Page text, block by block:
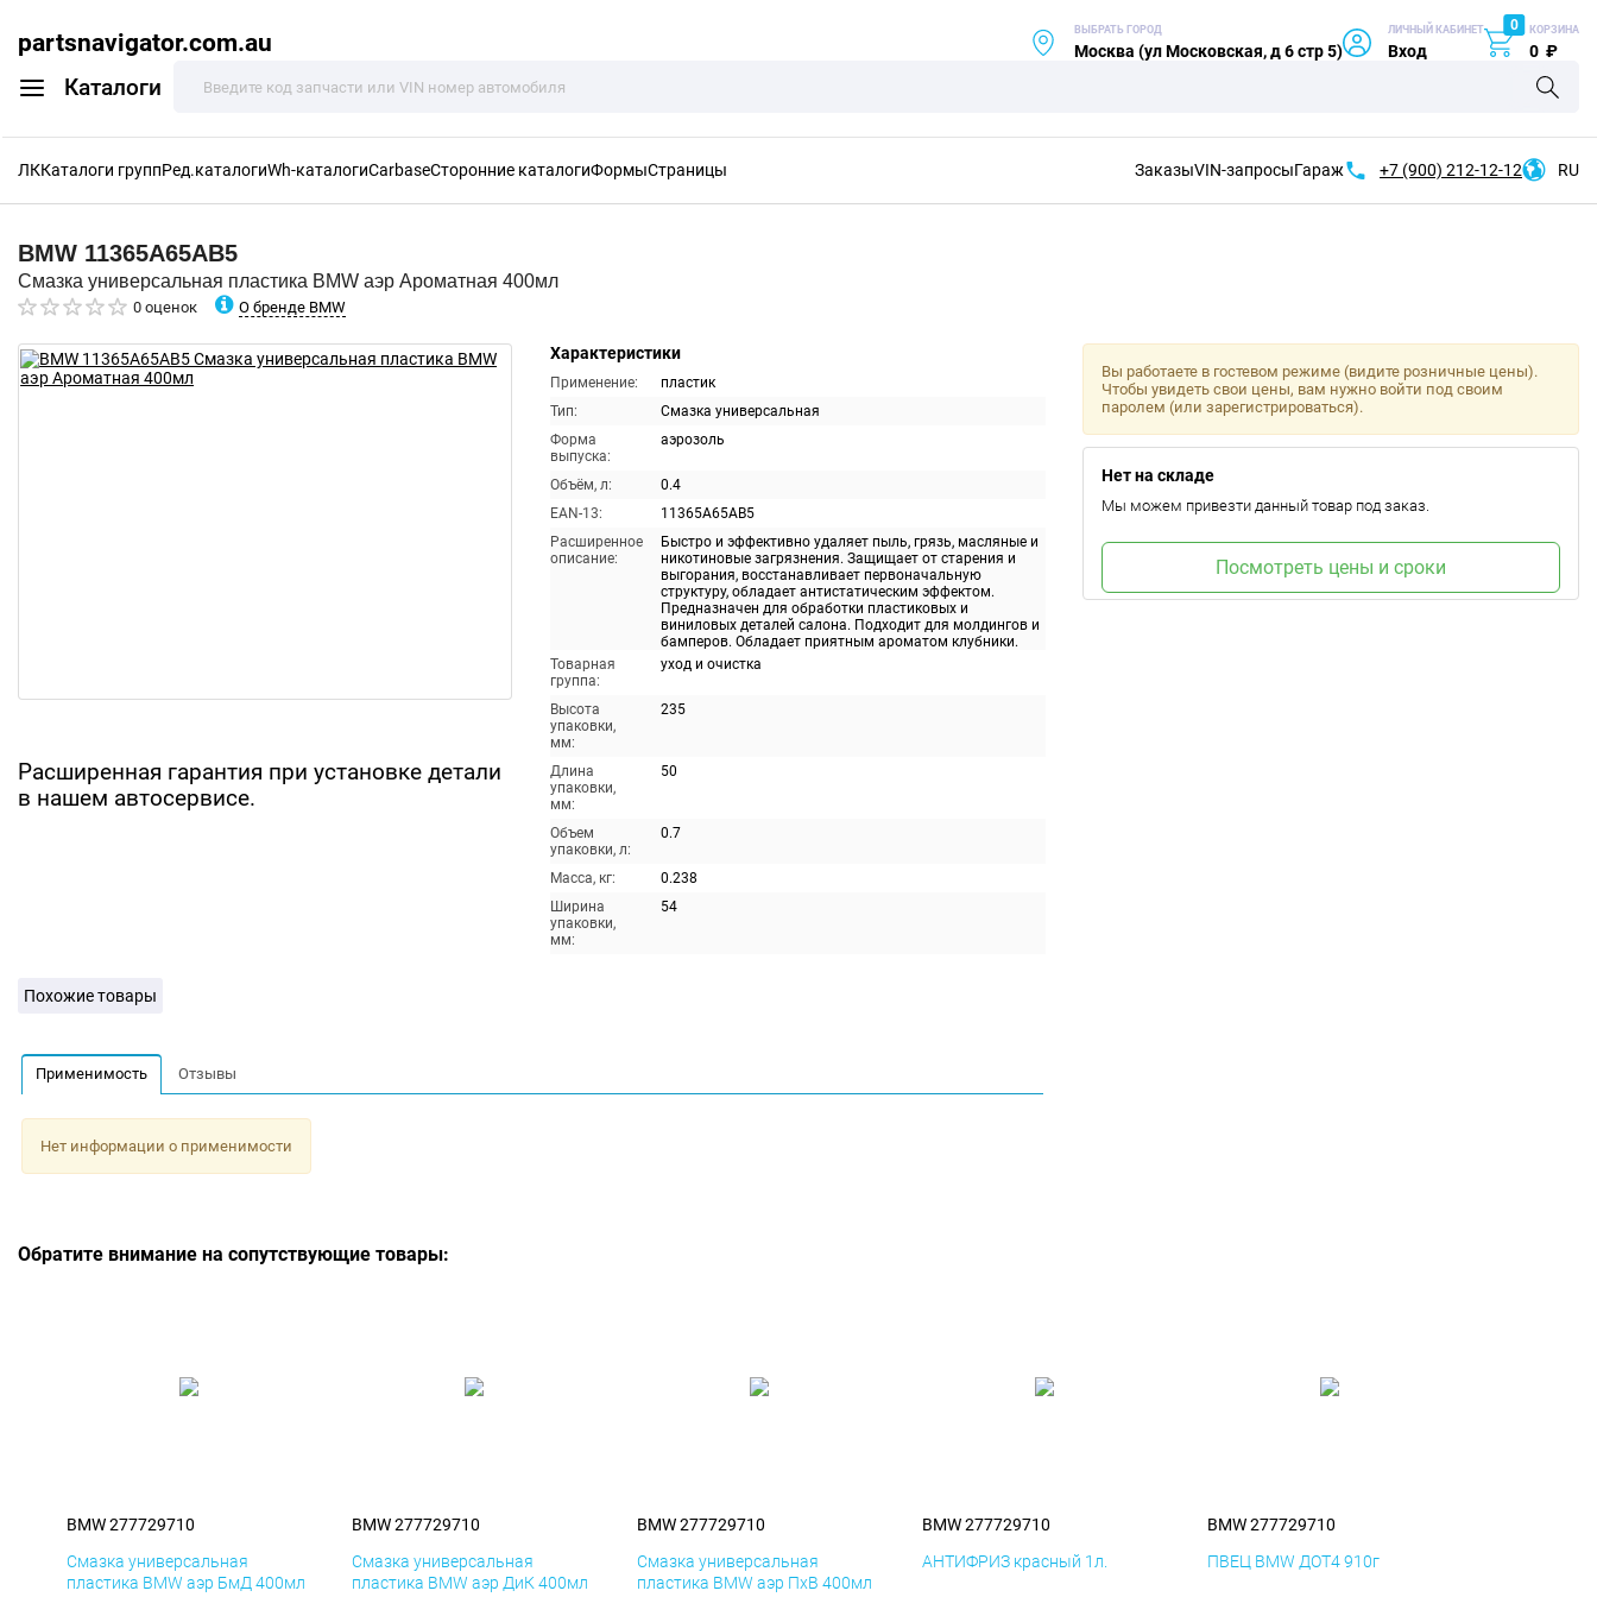
partsnavigator.com.au
Каталоги
ВЫБРАТЬ ГОРОД
Москва (ул Московская, д 6 стр 5)
ЛИЧНЫЙ КАБИНЕТ
Вход
0 КОРЗИНА
0 ₽
ЛККаталоги группРед.каталогиWh-каталогиCarbaseСторонние каталогиФормыСтраницы ЗаказыVIN-запросыГараж +7 (900) 212-12-12 RU
BMW 11365A65AB5
Смазка универсальная пластика BMW аэр Ароматная 400мл
0 оценок О бренде BMW
Расширенная гарантия при установке детали
в нашем автосервисе.
Характеристики
Применение:
пластик
Тип:
Смазка универсальная
Форма
выпуска:
аэрозоль
Объём, л:
0.4
EAN-13:
11365A65AB5
Расширенное
описание:
Быстро и эффективно удаляет пыль, грязь, масляные и
никотиновые загрязнения. Защищает от старения и
выгорания, восстанавливает первоначальную
структуру, обладает антистатическим эффектом.
Предназначен для обработки пластиковых и
виниловых деталей салона. Подходит для молдингов и
бамперов. Обладает приятным ароматом клубники.
Товарная
группа:
уход и очистка
Высота
упаковки,
мм:
235
Длина
упаковки,
мм:
50
Объем
упаковки, л:
0.7
Масса, кг:
0.238
Ширина
упаковки,
мм:
54
Вы работаете в гостевом режиме (видите розничные цены).
Чтобы увидеть свои цены, вам нужно войти под своим
паролем (или зарегистрироваться).
Нет на складе
Мы можем привезти данный товар под заказ.
Посмотреть цены и сроки
Похожие товары
Применимость Отзывы
Нет информации о применимости
Обратите внимание на сопутствующие товары:
BMW 277729710
Смазка универсальная
пластика BMW аэр БмД 400мл
BMW 277729710
Смазка универсальная
пластика BMW аэр ДиК 400мл
BMW 277729710
Смазка универсальная
пластика BMW аэр ПхВ 400мл
BMW 277729710
АНТИФРИЗ красный 1л.
BMW 277729710
ПВЕЦ BMW ДОТ4 910г